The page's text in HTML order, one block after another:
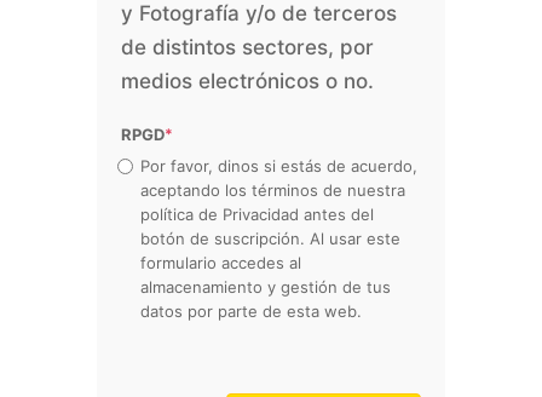
y Fotografía y/o de terceros
de distintos sectores, por
medios electrónicos o no.
RPGD*
Por favor, dinos si estás de acuerdo,
aceptando los términos de nuestra
política de Privacidad antes del
botón de suscripción. Al usar este
formulario accedes al
almacenamiento y gestión de tus
datos por parte de esta web.